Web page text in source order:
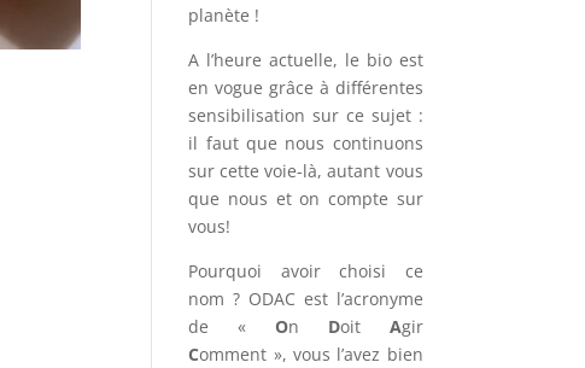
planète !
A l’heure actuelle, le bio est
en vogue grâce à différentes
sensibilisation sur ce sujet :
il faut que nous continuons
sur cette voie-là, autant vous
que nous et on compte sur
vous!
Pourquoi avoir choisi ce
nom ? ODAC est l’acronyme
de « On Doit Agir
Comment », vous l’avez bien